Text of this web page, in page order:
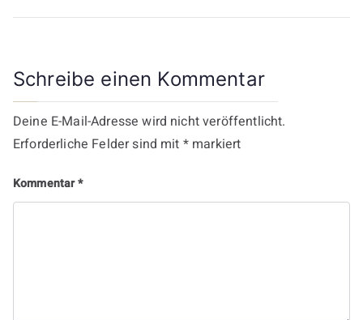
Schreibe einen Kommentar
Deine E-Mail-Adresse wird nicht veröffentlicht.
Erforderliche Felder sind mit *markiert
Kommentar*